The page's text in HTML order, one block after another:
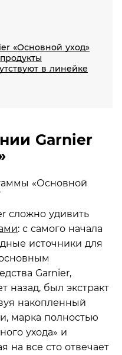
«Основной уход»
в линейке
Garnier
сложно удивить
: с самого начала
источники для
Garnier,
назад, был экстракт
накопленный
марка полностью
ухода» и
на все сто отвечает